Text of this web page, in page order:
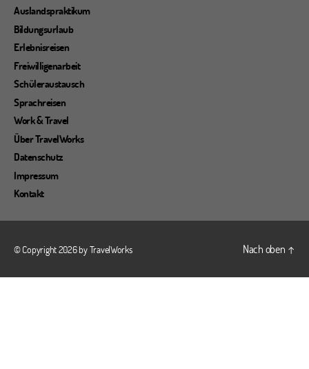
Auslandspraktikum
Bildungsurlaub
Erlebnisreisen
Freiwilligenarbeit
Schüleraustausch
Sprachreisen
Work & Travel
Über TravelWorks
Datenschutz
Impressum
Kontakt
© Copyright 2026 byTravelWorks Nach oben ↑